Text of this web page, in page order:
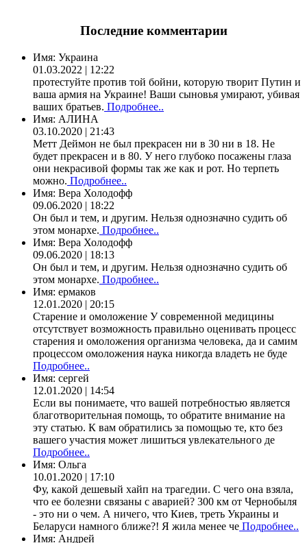
Последние комментарии
Имя: Украина
01.03.2022 | 12:22
протестуйте против той бойни, которую творит Путин и
ваша армия на Украине! Ваши сыновья умирают, убивая
ваших братьев. Подробнее..
Имя: АЛИНА
03.10.2020 | 21:43
Метт Деймон не был прекрасен ни в 30 ни в 18. Не
будет прекрасен и в 80. У него глубоко посажены глаза
они некрасивой формы так же как и рот. Но терпеть
можно. Подробнее..
Имя: Вера Холодофф
09.06.2020 | 18:22
Он был и тем, и другим. Нельзя однозначно судить об
этом монархе. Подробнее..
Имя: Вера Холодофф
09.06.2020 | 18:13
Он был и тем, и другим. Нельзя однозначно судить об
этом монархе. Подробнее..
Имя: ермаков
12.01.2020 | 20:15
Старение и омоложение У современной медицины
отсутствует возможность правильно оценивать процесс
старения и омоложения организма человека, да и самим
процессом омоложения наука никогда владеть не буде
Подробнее..
Имя: сергей
12.01.2020 | 14:54
Если вы понимаете, что вашей потребностью является
благотворительная помощь, то обратите внимание на
эту статью. К вам обратились за помощью те, кто без
вашего участия может лишиться увлекательного де
Подробнее..
Имя: Ольга
10.01.2020 | 17:10
Фу, какой дешевый хайп на трагедии. С чего она взяла,
что ее болезни связаны с аварией? 300 км от Чернобыля
- это ни о чем. А ничего, что Киев, треть Украины и
Беларуси намного ближе?! Я жила менее че Подробнее..
Имя: Андрей